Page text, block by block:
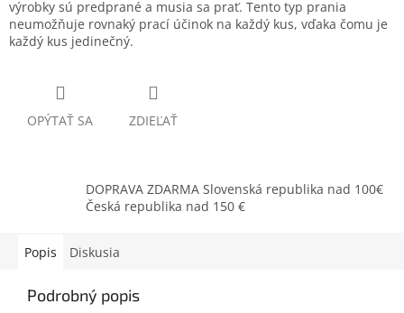
výrobky sú predprané a musia sa prať. Tento typ prania
neumožňuje rovnaký prací účinok na každý kus, vďaka čomu je
každý kus jedinečný.
OPÝTAŤ SA ZDIEĽAŤ
DOPRAVA ZDARMA Slovenská republika nad 100€
Česká republika nad 150 €
Popis Diskusia
Podrobný popis